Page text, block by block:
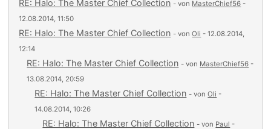
RE: Halo: The Master Chief Collection - von MasterChief56 -
12.08.2014, 11:50
RE: Halo: The Master Chief Collection - vonOli - 12.08.2014,
12:14
RE: Halo: The Master Chief Collection - von MasterChief56 -
13.08.2014, 20:59
RE: Halo: The Master Chief Collection - vonOli -
14.08.2014, 10:26
RE: Halo: The Master Chief Collection - von Paul -